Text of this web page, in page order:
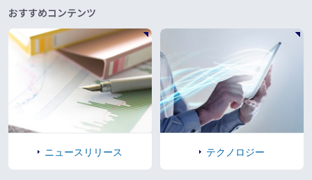
おすすめコンテンツ
ニュースリリース テクノロジー